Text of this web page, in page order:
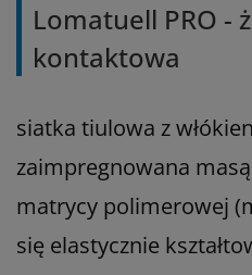
Lomatuell PRO -
kontaktowa
siatka tiulowa z
zaimpregnowana masą
matrycy polimerowej
się elastycznie